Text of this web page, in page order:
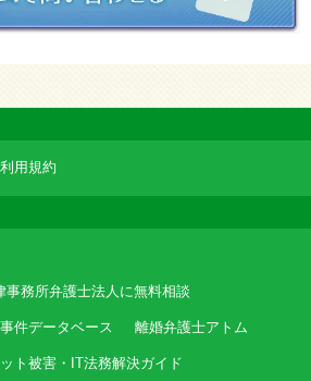
利用規約
務所弁護士法人に無料相談
件データベース 離婚弁護士アトム
ト被害・IT法務解決ガイド